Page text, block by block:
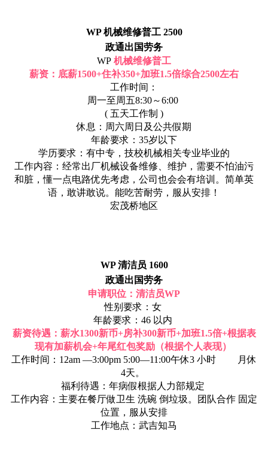
WP 机械维修普工 2500
政通出国劳务
WP 机械维修普工
薪资：底薪1500+住补350+加班1.5倍综合2500左右
工作时间：
周一至周五8:30～6:00
( 五天工作制 )
休息：周六周日及公共假期
年龄要求：35岁以下
学历要求：有中专，技校机械相关专业毕业的
工作内容：经常出厂机械设备维修、维护，需要不怕油污
和脏，懂一点电路优先考虑，公司也会会有培训。简单英
语，敢讲敢说。能吃苦耐劳，服从安排！
宏茂桥地区
WP 清洁员 1600
政通出国劳务
申请职位：清洁员WP
性别要求：女
年龄要求：46 以内
薪资待遇：薪水1300新币+房补300新币+加班1.5倍+根据表
现有加薪机会+年尾红包奖励（根据个人表现）
工作时间：12am —3:00pm 5:00—11:00午休3 小时 月休
4天。
福利待遇：年病假根据人力部规定
工作内容：主要在餐厅做卫生 洗碗 倒垃圾。团队合作 固定
位置，服从安排
工作地点：武吉知马